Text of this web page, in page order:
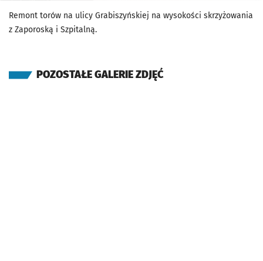
Remont torów na ulicy Grabiszyńskiej na wysokości skrzyżowania
z Zaporoską i Szpitalną.
POZOSTAŁE GALERIE ZDJĘĆ